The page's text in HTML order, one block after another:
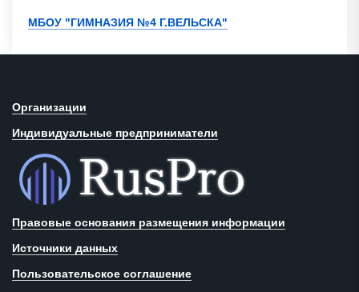
МБОУ "ГИМНАЗИЯ №4 Г.ВЕЛЬСКА"
Организации
Индивидуальные предприниматели
Правовые основания размещения информации
Источники данных
Пользовательское соглашение